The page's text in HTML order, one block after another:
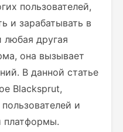
пользователей,
и зарабатывать в
любая другая
она вызывает
В данной статье
Blacksprut,
и
платформы.